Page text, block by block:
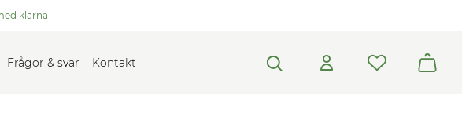
klarna
Frågor & svar Kontakt